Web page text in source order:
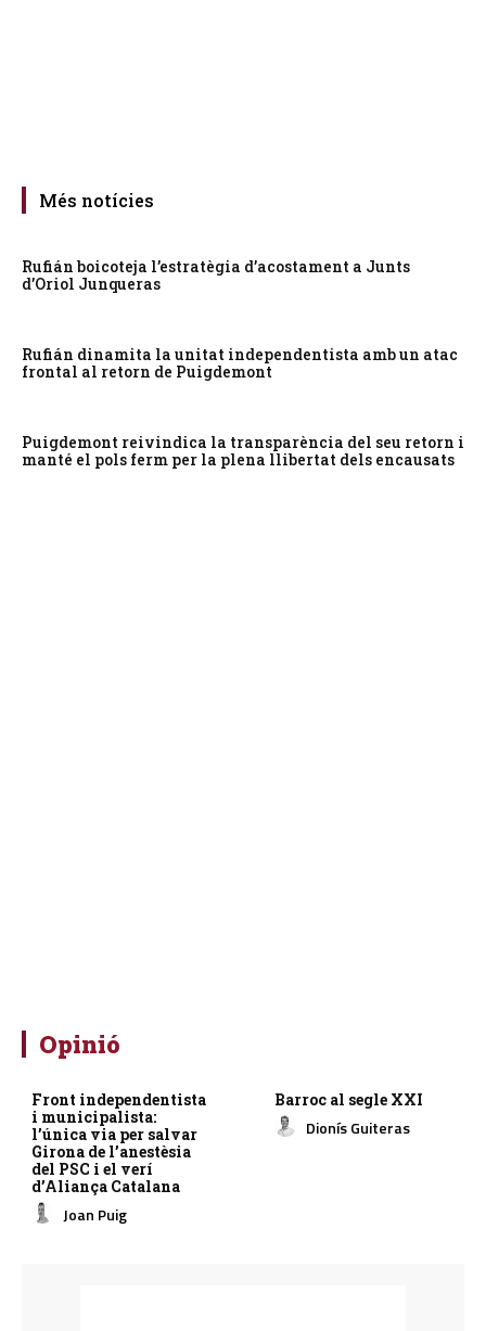
Més notícies
Rufián boicoteja l’estratègia d’acostament a Junts
d’Oriol Junqueras
Rufián dinamita la unitat independentista amb un atac
frontal al retorn de Puigdemont
Puigdemont reivindica la transparència del seu retorn i
manté el pols ferm per la plena llibertat dels encausats
Opinió
Front independentista
i municipalista:
l’única via per salvar
Girona de l’anestèsia
del PSC i el verí
d’Aliança Catalana
Joan Puig
Barroc al segle XXI
Dionís Guiteras